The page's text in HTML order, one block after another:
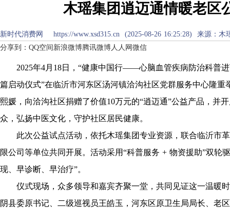
木瑶集团逍迈通情暖老区
新时代消费网 https://www.xsd315.cn (2025-08-26 16:25:28) 来
分享到： QQ空间 新浪微博腾讯微博人人网 微信
2025年4月18日，“健康中国行——心脑血管疾病防治科普进
篇启动仪式”在临沂市河东区汤河镇洽沟社区党群服务中心隆
熙媛，向洽沟社区捐赠了价值10万元的“逍迈通”公益产品，并
众，弘扬中医文化，守护社区居民健康。
此次公益试点活动，依托木瑶集团专业资源，联合临沂市
限公司等单位共同开展。活动采用“科普服务 + 物资援助”双轮
现、早诊断、早治疗”。
仪式现场，众多领导和嘉宾齐聚一堂，共同见证这一温暖
阴县委原书记、二级巡视员王皓玉，河东区原卫生局局长、老